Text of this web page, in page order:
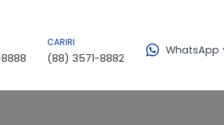
CARIRI
(88) 3571-8882
WhatsApp
PONTO COMERCIAL